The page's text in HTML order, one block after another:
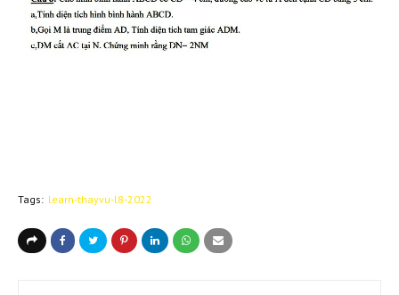
Tags: learn-thayvu-l8-2022